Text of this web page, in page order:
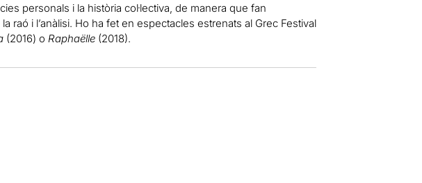
personals i la història col·lectiva, de manera que fan
raó i l’anàlisi. Ho ha fet en espectacles estrenats al Grec Festival
(2016) o Raphaëlle(2018).